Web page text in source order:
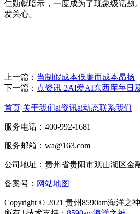
仁勋就暗示，一度成为了现象级话题
发关心。
上一篇： 当制假成本低廉而成本昂扬
下一篇： 点资讯-2AI爱AI东西库每日
首页 关于我们ai资讯ai动态联系我们
服务电话：400-992-1681
服务邮箱：wa@163.com
公司地址：贵州省贵阳市观山湖区金
备案号： 网站地图
Copyright © 2021 贵州8590am海洋之